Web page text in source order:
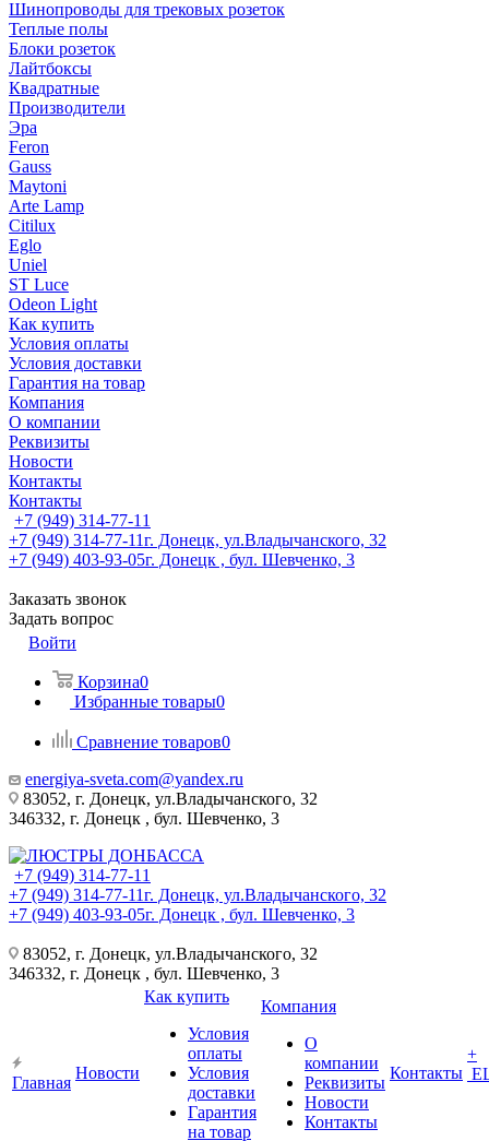
Шинопроводы для трековых розеток
Теплые полы
Блоки розеток
Лайтбоксы
Квадратные
Производители
Эра
Feron
Gauss
Maytoni
Arte Lamp
Citilux
Eglo
Uniel
ST Luce
Odeon Light
Как купить
Условия оплаты
Условия доставки
Гарантия на товар
Компания
О компании
Реквизиты
Новости
Контакты
Контакты
+7 (949) 314-77-11
+7 (949) 314-77-11г. Донецк, ул.Владычанского, 32
+7 (949) 403-93-05г. Донецк , бул. Шевченко, 3
Заказать звонок
Задать вопрос
Войти
Корзина0
Избранные товары0
Сравнение товаров0
energiya-sveta.com@yandex.ru
83052, г. Донецк, ул.Владычанского, 32
346332, г. Донецк , бул. Шевченко, 3
+7 (949) 314-77-11
+7 (949) 314-77-11г. Донецк, ул.Владычанского, 32
+7 (949) 403-93-05г. Донецк , бул. Шевченко, 3
83052, г. Донецк, ул.Владычанского, 32
346332, г. Донецк , бул. Шевченко, 3
Главная
Новости
Как купить
Условия
оплаты
Условия
доставки
Гарантия
на товар
Компания
О
компании
Реквизиты
Новости
Контакты
Контакты
+